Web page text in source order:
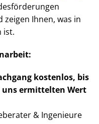
Ihnen, was in
ist.
kostenlos, bis
uns ermittelten Wert
& Ingenieure